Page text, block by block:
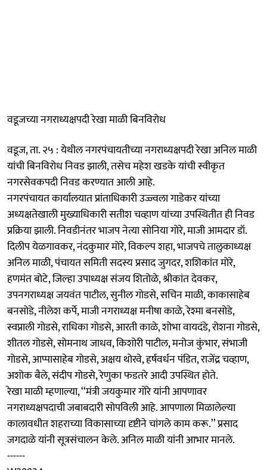
वडूजच्या नगराध्यक्षपदी रेखा माळी बिनविरोध
वडूज, ता. २५ : येथील नगरपंचायतीच्या नगराध्यक्षपदी रेखा अनिल माळी
यांची बिनविरोध निवड झाली, तसेच महेश खडके यांची स्वीकृत
नगरसेवकपदी निवड करण्यात आली आहे.
नगरपंचायत कार्यालयात प्रांताधिकारी उज्ज्वला गाडेकर यांच्या
अध्यक्षतेखाली मुख्याधिकारी सतीश चव्हाण यांच्या उपस्थितीत ही निवड
प्रक्रिया झाली. निवडीनंतर भाजप नेत्या सोनिया गोरे, माजी आमदार डॉ.
दिलीप येळगावकर, नंदकुमार मोरे, विकल्प शहा, भाजपचे तालुकाध्यक्ष
अनिल माळी, पंचायत समिती सदस्य प्रसाद जुगदर, शशिकांत मोरे,
हणमंत बोटे, जिल्हा उपाध्यक्ष संजय शितोळे, श्रीकांत देवकर,
उपनगराध्यक्ष जयवंत पाटील, सुनील गोडसे, सचिन माळी, काकासाहेब
बनसोडे, नीलेश कर्पे, माजी नगराध्यक्ष मनीषा काळे, रेश्मा बनसोडे,
स्वप्नाली गोडसे, राधिका गोडसे, आरती काळे, शोभा वायदंडे, रोशना गोडसे,
शीतल गोडसे, सोमनाथ जाधव, किशोरी पाटील, मनोज कुंभार, संभाजी
गोडसे, आप्पासाहेब गोडसे, अक्षय थोरवे, हर्षवर्धन पंडित, राजेंद्र चव्हाण,
अशोक बैले, संदीप गोडसे, रेणुका फडतरे आदी उपस्थित होते.
रेखा माळी म्हणाल्या, ‘‘मंत्री जयकुमार गोरे यांनी आपणावर
नगराध्यक्षपदाची जबाबदारी सोपविली आहे. आपणाला मिळालेल्या
कालावधीत शहराच्या विकासाच्या दृष्टीने चांगले काम करू.’’ प्रसाद
जगदाळे यांनी सूत्रसंचालन केले. अनिल माळी यांनी आभार मानले.
------